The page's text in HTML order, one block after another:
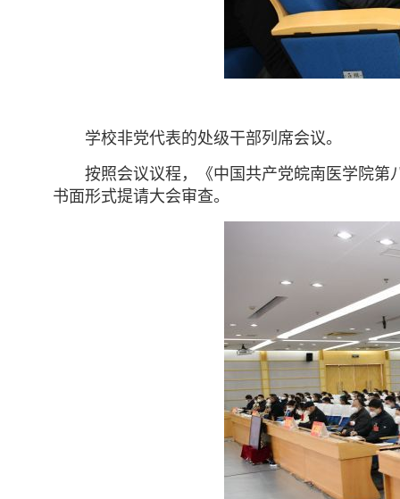
学校非党代表的处级干部列席会议。
按照会议议程，《中国共产党皖南医学院
书面形式提请大会审查。